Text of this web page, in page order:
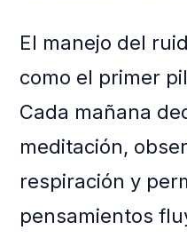
El manejo del
como el primer
Cada mañana
meditación,
respiración y
pensamientos